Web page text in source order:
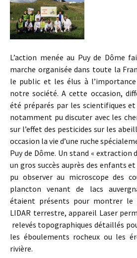
L’action menée au Puy de Dôme
marche organisée dans toute la
le public et les élus à
notre société. A cette occasion,
été préparés par les scientifiques
notamment pu discuter avec les
sur l’effet des pesticides sur les
occasion la vie d’une ruche
Puy de Dôme. Un stand « extraction
un gros succès auprès des enfants
pu observer au microscope des
plancton venant de lacs
étaient présents pour montrer le
LIDAR terrestre, appareil Laser
relevés topographiques détaillés
les éboulements rocheux ou les
rivière.